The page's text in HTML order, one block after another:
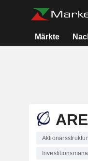
Märkte